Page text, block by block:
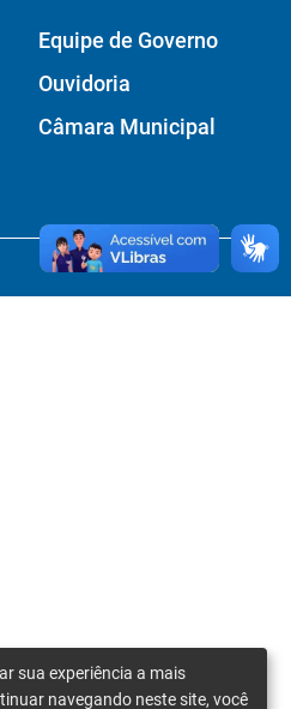
Equipe de Governo
Ouvidoria
Câmara Municipal
sua experiência a mais
navegando neste site, você